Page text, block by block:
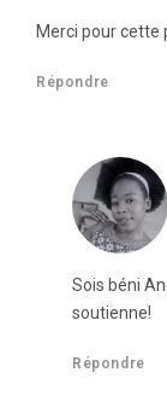
Merci pour cette
Répondre
Sois béni
soutienne!
Répondre